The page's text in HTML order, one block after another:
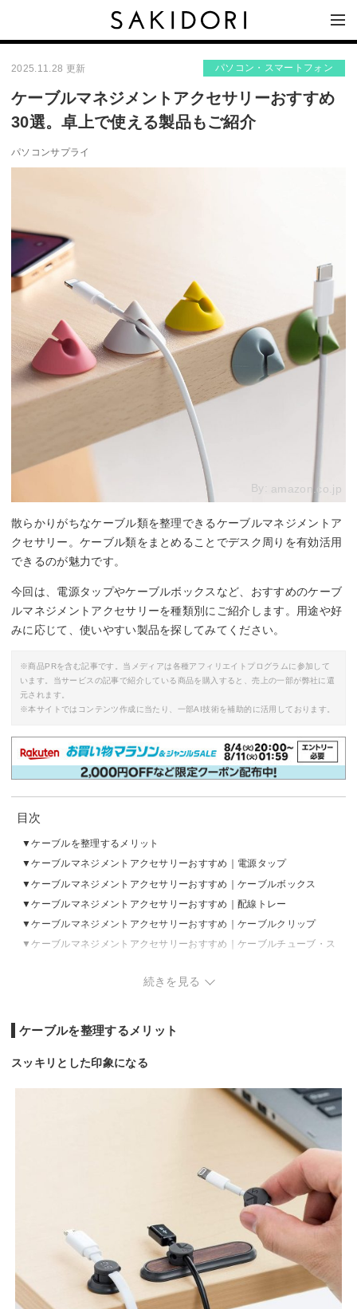
2025.11.28 更新 パソコン・スマートフォン
ケーブルマネジメントアクセサリーおすすめ
30選。卓上で使える製品もご紹介
パソコンサプライ
By: amazon.co.jp
散らかりがちなケーブル類を整理できるケーブルマネジメントア
クセサリー。ケーブル類をまとめることでデスク周りを有効活用
できるのが魅力です。
今回は、電源タップやケーブルボックスなど、おすすめのケーブ
ルマネジメントアクセサリーを種類別にご紹介します。用途や好
みに応じて、使いやすい製品を探してみてください。
※商品PRを含む記事です。当メディアは各種アフィリエイトプログラムに参加して
います。当サービスの記事で紹介している商品を購入すると、売上の一部が弊社に還
元されます。
※本サイトではコンテンツ作成に当たり、一部AI技術を補助的に活用しております。
目次
ケーブルを整理するメリット
ケーブルマネジメントアクセサリーおすすめ｜電源タップ
ケーブルマネジメントアクセサリーおすすめ｜ケーブルボックス
ケーブルマネジメントアクセサリーおすすめ｜配線トレー
ケーブルマネジメントアクセサリーおすすめ｜ケーブルクリップ
ケーブルマネジメントアクセサリーおすすめ｜ケーブルチューブ・ス
続きを見る
ケーブルを整理するメリット
スッキリとした印象になる